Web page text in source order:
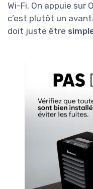
Wi-Fi. On appuie sur
c’est plutôt un
doit juste être